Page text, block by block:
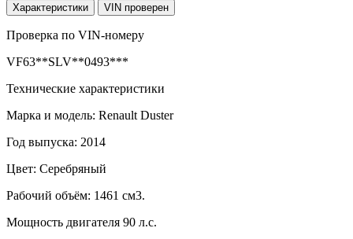
Характеристики VIN проверен
Проверка по VIN-номеру
VF63**SLV**0493***
Технические характеристики
Марка и модель: Renault Duster
Год выпуска: 2014
Цвет: Серебряный
Рабочий объём: 1461 см3.
Мощность двигателя 90 л.с.